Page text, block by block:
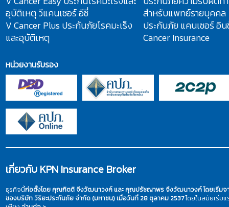
อุบัติเหตุ วีแคนเซอร์ อีซี่
สำหรับแพทย์รายบุคคล
V Cancer Plus ประกันภัยโรคมะเร็ง
และอุบัติเหตุ
ประกันภัย แคนเซอร์ อิ
Cancer Insurance
หน่วยงานรับรอง
เกี่ยวกับ KPN Insurance Broker
ธุรกิจนี้ก่อตั้งโดย คุณกิตติ จึงวัฒนาวงค์ และ คุณปรัชญาพร จึงวัฒนาวงค์ โดยเริ่มจ
ของบริษัท วิริยะประกันภัย จำกัด (มหาชน) เมื่อวันที่ 28 ตุลาคม 2537โดยในสมัยเริ่ม